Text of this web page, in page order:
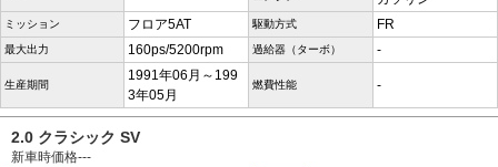
ミッション フロア5AT 駆動方式 FR
最大出力 160ps/5200rpm 過給器（ターボ） -
生産期間
1991年06月～199
3年05月
燃費性能 -
2.0 クラシック SV
新車時価格---